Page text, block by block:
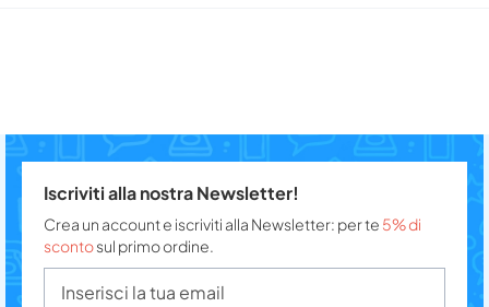
Iscriviti alla nostra Newsletter!
Crea un account e iscriviti alla Newsletter: per te 5% di
scontosul primo ordine.